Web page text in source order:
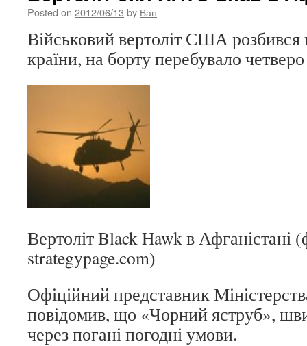
Posted on 2012/06/13 by Ван
Військовий вертоліт США розбився
країни, на борту перебувало
Вертоліт Black Hawk в Афганістані
strategypage.com)
Офіційний представник
повідомив, що «Чорний яструб»,
через погані погодні умови.